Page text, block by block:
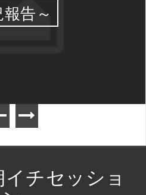
告～
チセッショ